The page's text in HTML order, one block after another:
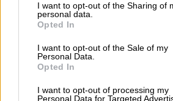
not limited to your visit or usage
grant or deny consent to Google and
use your data for below specified
consent section.
I want to opt-out of the Sharing of
personal data.
Opted In
I want to opt-out of the Sale of my
Personal Data.
Opted In
I want to opt-out of processing my
Personal Data for Targeted
επικρατώντας της
παρέμεινε εντός της
στο Champions League της
περιόδου.
Το δεύτερο σερί τρίποντο